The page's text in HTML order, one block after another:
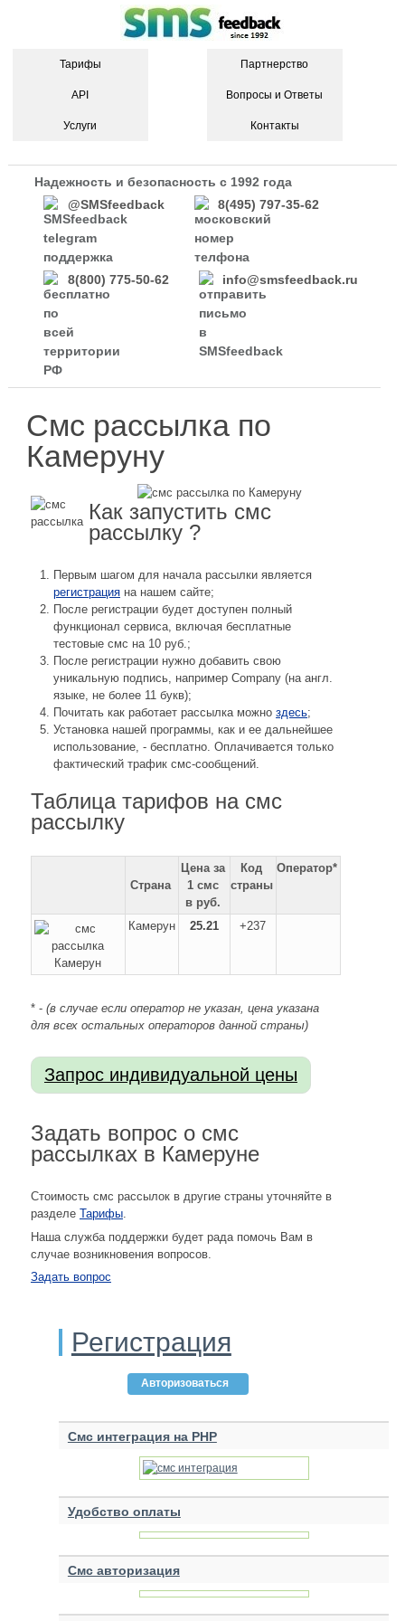
Тарифы
API
Услуги
Партнерство
Вопросы и Ответы
Контакты
Надежность и безопасность с 1992 года
@SMSfeedback
8(495) 797-35-62
8(800) 775-50-62 info@smsfeedback.ru
Смс рассылка по
Камеруну
Как запустить смс
рассылку ?
Первым шагом для начала рассылки является
регистрация на нашем сайте;
После регистрации будет доступен полный
функционал сервиса, включая бесплатные
тестовые смс на 10 руб.;
После регистрации нужно добавить свою
уникальную подпись, например Company (на англ.
языке, не более 11 букв);
Почитать как работает рассылка можноздесь;
Установка нашей программы, как и ее дальнейшее
использование, - бесплатно. Оплачивается только
фактический трафик смс-сообщений.
Таблица тарифов на смс
рассылку
Страна
Цена за
1 смс
в руб.
Код
страны
Оператор*
Камерун 25.21 +237
* - (в случае если оператор не указан, цена указана
для всех остальных операторов данной страны)
Задать вопрос о смс
рассылках в Камеруне
Стоимость смс рассылок в другие страны уточняйте в
разделе Тарифы.
Наша служба поддержки будет рада помочь Вам в
случае возникновения вопросов.
Задать вопрос
Регистрация
Авторизоваться
Смс интеграция на PHP
Удобство оплаты
Смс авторизация